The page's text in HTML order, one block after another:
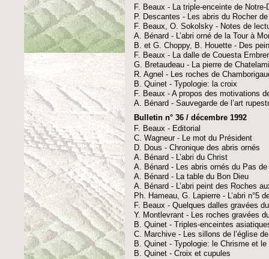
F. Beaux - La triple-enceinte de Notre-
P. Descantes - Les abris du Rocher
F. Beaux, O. Sokolsky - Notes de
A. Bénard - L’abri orné de la Tour à
B. et G. Choppy, B. Houette - Des
F. Beaux - La dalle de Couesta
G. Bretaudeau - La pierre de
R. Agnel - Les roches de
B. Quinet - Typologie: la croix
F. Beaux - A propos des motivations
A. Bénard - Sauvegarde de l’art
Bulletin n° 36 / décembre 1992
F. Beaux - Editorial
C. Wagneur - Le mot du Président
D. Dous - Chronique des abris ornés
A. Bénard - L’abri du Christ
A. Bénard - Les abris ornés du Pas
A. Bénard - La table du Bon Dieu
A. Bénard - L’abri peint des Roches
Ph. Hameau, G. Lapierre - L’abri n°5
F. Beaux - Quelques dalles gravées
Y. Montlevrant - Les roches gravées
B. Quinet - Triples-enceintes
C. Marchive - Les sillons de l’église
B. Quinet - Typologie: le Chrisme et le
B. Quinet - Croix et cupules